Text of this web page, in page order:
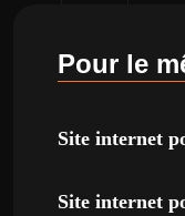
Pour le
Site internet
Site internet